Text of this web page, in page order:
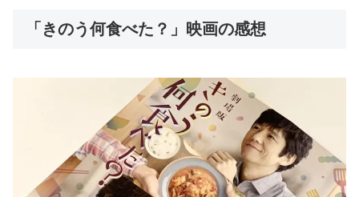
「きのう何食べた？」映画の感想